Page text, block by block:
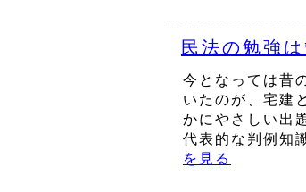
民法の勉強
今となっては昔
いたのが、宅建
かにやさしい出
代表的な判例知
を見る